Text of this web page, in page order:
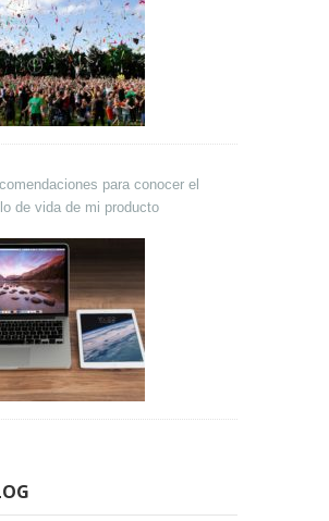
para conocer el
de vida de mi producto